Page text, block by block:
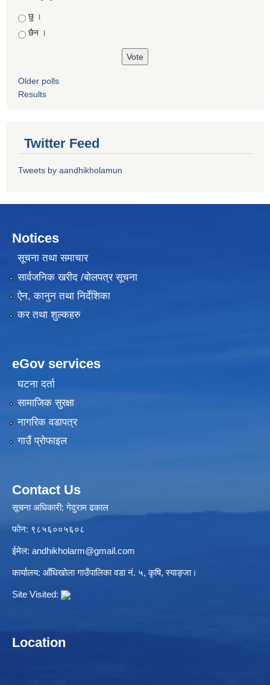
Choices
छु ।
छैन ।
Older polls
Results
Twitter Feed
Tweets by aandhikholamun
Notices
सूचना तथा समाचार
सार्वजनिक खरीद /बोलपत्र सूचना
ऐन, कानुन तथा निर्देशिका
कर तथा शुल्कहरु
eGov services
घटना दर्ता
सामाजिक सुरक्षा
नागरिक वडापत्र
गाउँ प्रोफाइल
Contact Us
सूचना अधिकारी: गेदुराम ढकाल
फोन: ९८५६००५६०८
ईमेल: andhikholarm@gmail.com
कार्यालय: आँधिखोला गाउँपालिका वडा नं. ५, कृषि, स्याङ्जा।
Site Visited:
Location